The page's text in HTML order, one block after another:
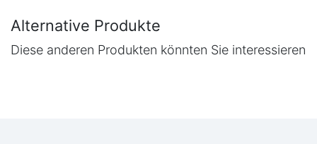
Alternative Produkte
Diese anderen Produkten könnten Sie interessieren